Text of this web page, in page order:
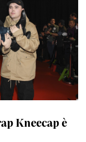
Kneecap è